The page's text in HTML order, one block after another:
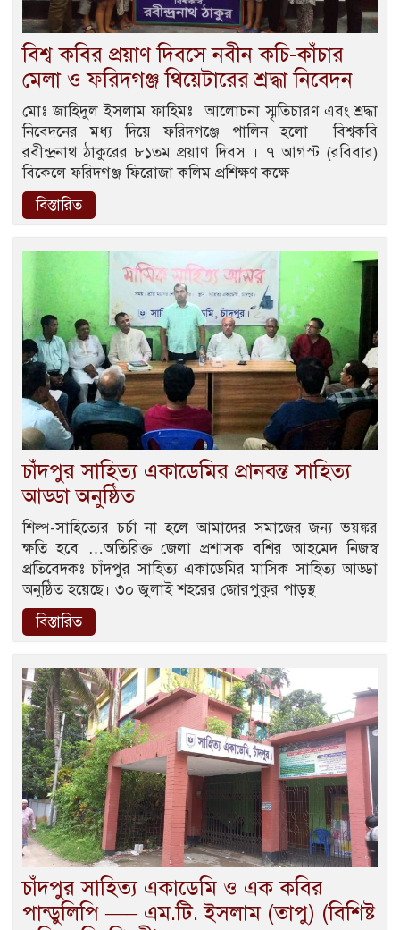
বিশ্ব কবির প্রয়াণ দিবসে নবীন কচি-কাঁচার
মেলা ও ফরিদগঞ্জ থিয়েটারের শ্রদ্ধা নিবেদন
মোঃ জাহিদুল ইসলাম ফাহিমঃ আলোচনা স্মৃতিচারণ এবং শ্রদ্ধা
নিবেদনের মধ্য দিয়ে ফরিদগঞ্জে পালিন হলো বিশ্বকবি
রবীন্দ্রনাথ ঠাকুরের ৮১তম প্রয়াণ দিবস । ৭ আগস্ট (রবিবার)
বিকেলে ফরিদগঞ্জ ফিরোজা কলিম প্রশিক্ষণ কক্ষে
বিস্তারিত
চাঁদপুর সাহিত্য একাডেমির প্রানবন্ত সাহিত্য
আড্ডা অনুষ্ঠিত
শিল্প-সাহিত্যের চর্চা না হলে আমাদের সমাজের জন্য ভয়ঙ্কর
ক্ষতি হবে …অতিরিক্ত জেলা প্রশাসক বশির আহমেদ নিজস্ব
প্রতিবেদকঃ চাঁদপুর সাহিত্য একাডেমির মাসিক সাহিত্য আড্ডা
অনুষ্ঠিত হয়েছে। ৩০ জুলাই শহরের জোরপুকুর পাড়স্থ
বিস্তারিত
চাঁদপুর সাহিত্য একাডেমি ও এক কবির
পান্ডুলিপি —– এম.টি. ইসলাম (তাপু) (বিশিষ্ট